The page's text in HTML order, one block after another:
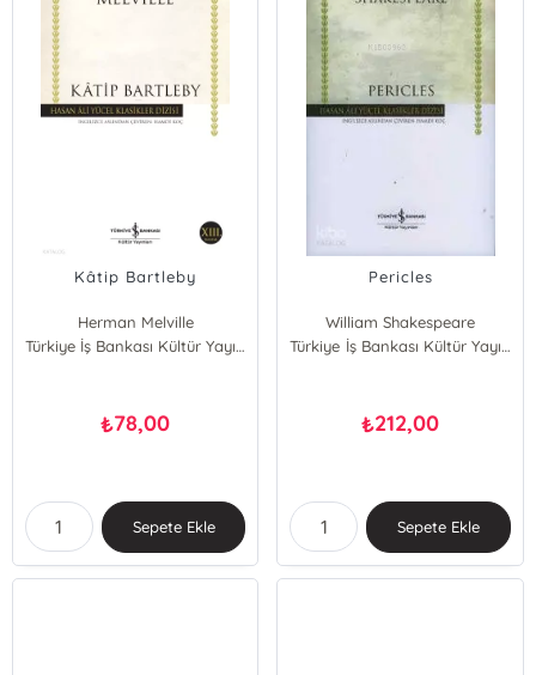
Kâtip Bartleby
Herman Melville
Türkiye İş Bankası Kültür Yayınları
₺78,00
Sepete Ekle
Pericles
William Shakespeare
Türkiye İş Bankası Kültür Yayınları
₺212,00
Sepete Ekle